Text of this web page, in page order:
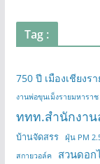
Tag :
750 ปี เมืองเชียงรา
งานพ่อขุนเม็งรายมหาราช
ททท.สำนักงาน
บ้านจัดสรร ฝุ่น PM
สกายวอล์ค สวนดอก